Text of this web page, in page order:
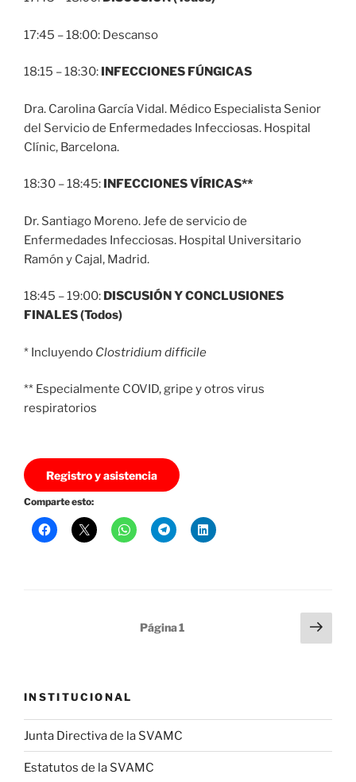
17:45 – 18:00: Descanso
18:15 – 18:30: INFECCIONES FÚNGICAS
Dra. Carolina García Vidal. Médico Especialista Senior
del Servicio de Enfermedades Infecciosas. Hospital
Clínic, Barcelona.
18:30 – 18:45: INFECCIONES VÍRICAS**
Dr. Santiago Moreno. Jefe de servicio de
Enfermedades Infecciosas. Hospital Universitario
Ramón y Cajal, Madrid.
18:45 – 19:00: DISCUSIÓN Y CONCLUSIONES
FINALES (Todos)
* Incluyendo Clostridium difficile
** Especialmente COVID, gripe y otros virus
respiratorios
Registro y asistencia
Comparte esto:
Página1
INSTITUCIONAL
Junta Directiva de la SVAMC
Estatutos de la SVAMC